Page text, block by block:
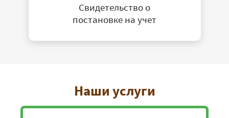
Свидетельство о
постановке на учет
Наши услуги